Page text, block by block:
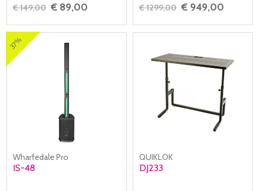
€ 149,00 € 89,00 € 1299,00 € 949,00
37%
Wharfedale Pro
IS-48
QUIKLOK
DJ233